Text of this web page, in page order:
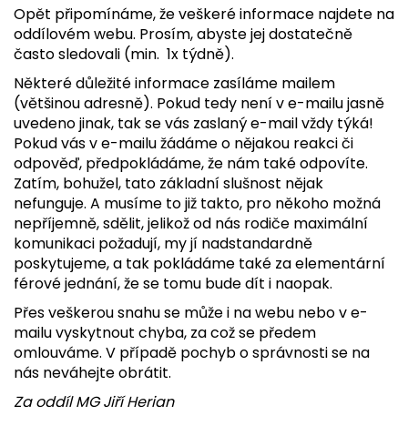
Opět připomínáme, že veškeré informace najdete na
oddílovém webu. Prosím, abyste jej dostatečně
často sledovali (min. 1x týdně).
Některé důležité informace zasíláme mailem
(většinou adresně). Pokud tedy není v e-mailu jasně
uvedeno jinak, tak se vás zaslaný e-mail vždy týká!
Pokud vás v e-mailu žádáme o nějakou reakci či
odpověď, předpokládáme, že nám také odpovíte.
Zatím, bohužel, tato základní slušnost nějak
nefunguje. A musíme to již takto, pro někoho možná
nepříjemně, sdělit, jelikož od nás rodiče maximální
komunikaci požadují, my jí nadstandardně
poskytujeme, a tak pokládáme také za elementární
férové jednání, že se tomu bude dít i naopak.
Přes veškerou snahu se může i na webu nebo v e-
mailu vyskytnout chyba, za což se předem
omlouváme. V případě pochyb o správnosti se na
nás neváhejte obrátit.
Za oddíl MG Jiří Herian